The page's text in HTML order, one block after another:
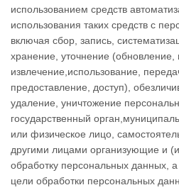
использованием средств
использования таких средств с
включая сбор, запись,
хранение, уточнение (обновление,
извлечение,использование,
предоставление, доступ),
удаление, уничтожение
государственный
или физическое лицо,
другими лицами организующие и
обработку персональных данных,
цели обработки персональных